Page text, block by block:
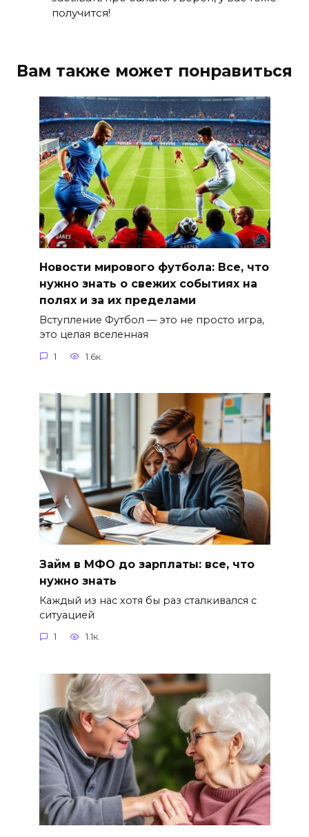
получится!
Вам также может понравиться
Новости мирового футбола: Все, что
нужно знать о свежих событиях на
полях и за их пределами
Вступление Футбол — это не просто игра,
это целая вселенная
1 1.6к.
Займ в МФО до зарплаты: все, что
нужно знать
Каждый из нас хотя бы раз сталкивался с
ситуацией
1 1.1к.